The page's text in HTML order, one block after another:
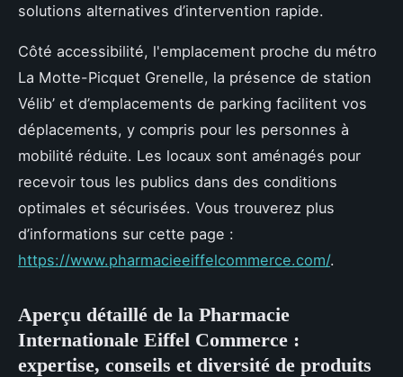
solutions alternatives d’intervention rapide.
Côté accessibilité, l'emplacement proche du métro
La Motte-Picquet Grenelle, la présence de station
Vélib’ et d’emplacements de parking facilitent vos
déplacements, y compris pour les personnes à
mobilité réduite. Les locaux sont aménagés pour
recevoir tous les publics dans des conditions
optimales et sécurisées. Vous trouverez plus
d’informations sur cette page :
https://www.pharmacieeiffelcommerce.com/.
Aperçu détaillé de la Pharmacie
Internationale Eiffel Commerce :
expertise, conseils et diversité de produits